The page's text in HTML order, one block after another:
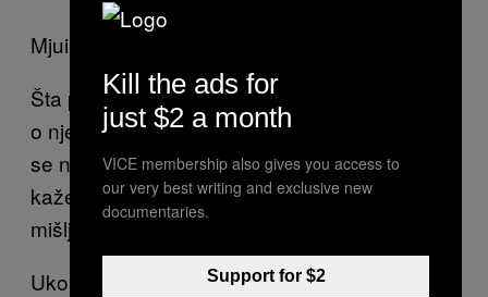
Mjuing se naravno nije provukao bez kritike.
Šta profesionalna ortodontska zajednica misli
o njemu? Pa, došlo je do podele. „Kada god
se nešto novo pojavi, tu su i različite reakcije,“
kaže doktor Mju. „Razočarala su me neka
mišljenja ljudi iz moje struke, naravno.“
Ukoliko malo krenete da kopate po kanalu
Kill the ads for
just $2 a month
VICE membership also gives you access to
our very best writing and exclusive new
documentaries.
Support for $2